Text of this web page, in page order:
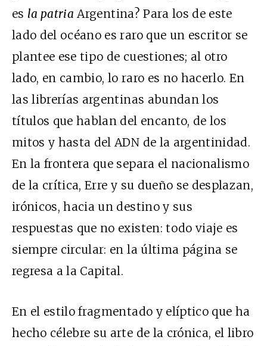
es la patria Argentina? Para los de este
lado del océano es raro que un escritor se
plantee ese tipo de cuestiones; al otro
lado, en cambio, lo raro es no hacerlo. En
las librerías argentinas abundan los
títulos que hablan del encanto, de los
mitos y hasta del ADN de la argentinidad.
En la frontera que separa el nacionalismo
de la crítica, Erre y su dueño se desplazan,
irónicos, hacia un destino y sus
respuestas que no existen: todo viaje es
siempre circular: en la última página se
regresa a la Capital.
En el estilo fragmentado y elíptico que ha
hecho célebre su arte de la crónica, el libro